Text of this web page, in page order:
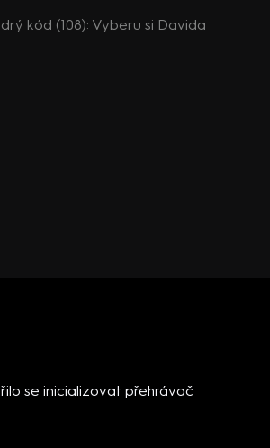
kód (108): Vyberu si Davida
se inicializovat přehrávač